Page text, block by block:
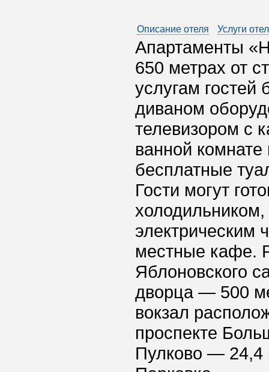
Описание отеля Услуги
Апартаменты
650 метрах от
услугам
диваном
телевизором с
ванной
бесплатные
Гости могут
электрическим
местные кафе.
Яблоновского
дворца — 500
вокзал
проспекте
Пулково — 24,4